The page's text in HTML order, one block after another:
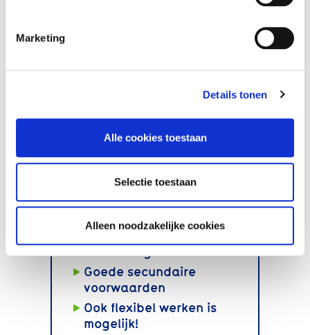
Marketing
Details tonen
Alle cookies toestaan
Selectie toestaan
Alleen noodzakelijke cookies
vacatures
Werken bij Vivium?
Doorgroeien in je vak
Zelfstandigheid
Goede secundaire
voorwaarden
Ook flexibel werken is
mogelijk!